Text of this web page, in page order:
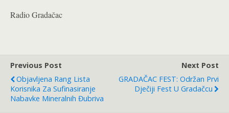
Radio Gradačac
Previous Post
Objavljena Rang Lista
Korisnika Za Sufinasiranje
Nabavke Mineralnih Đubriva
Next Post
GRADAČAC FEST: Održan Prvi
Dječiji Fest U Gradačcu